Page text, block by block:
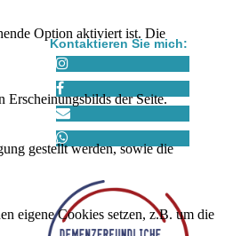
Kontaktieren Sie mich:
Option aktiviert ist. Die
Erscheinungsbilds der Seite.
gestellt werden, sowie die
eigene Cookies setzen, z.B. um die